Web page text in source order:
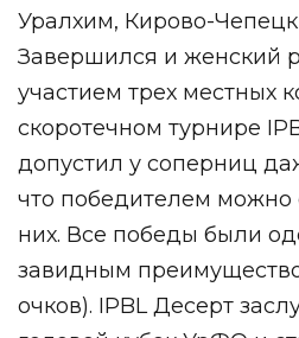
Уралхим, Кирово-Чепецк
Завершился и женский
участием трех местных
скоротечном турнире
допустил у соперниц
что победителем можно
них. Все победы были
завидным
очков). IPBL Десерт